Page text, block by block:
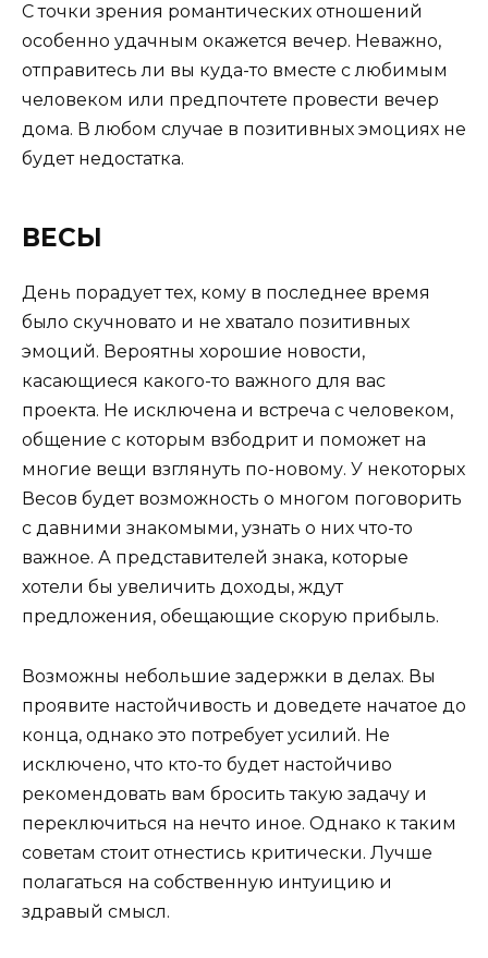
С точки зрения романтических отношений
особенно удачным окажется вечер. Неважно,
отправитесь ли вы куда-то вместе с любимым
человеком или предпочтете провести вечер
дома. В любом случае в позитивных эмоциях не
будет недостатка.
ВЕСЫ
День порадует тех, кому в последнее время
было скучновато и не хватало позитивных
эмоций. Вероятны хорошие новости,
касающиеся какого-то важного для вас
проекта. Не исключена и встреча с человеком,
общение с которым взбодрит и поможет на
многие вещи взглянуть по-новому. У некоторых
Весов будет возможность о многом поговорить
с давними знакомыми, узнать о них что-то
важное. А представителей знака, которые
хотели бы увеличить доходы, ждут
предложения, обещающие скорую прибыль.
Возможны небольшие задержки в делах. Вы
проявите настойчивость и доведете начатое до
конца, однако это потребует усилий. Не
исключено, что кто-то будет настойчиво
рекомендовать вам бросить такую задачу и
переключиться на нечто иное. Однако к таким
советам стоит отнестись критически. Лучше
полагаться на собственную интуицию и
здравый смысл.